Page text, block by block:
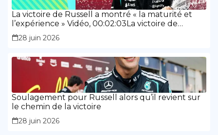
La victoire de Russell a montré « la maturité et
l’expérience » Vidéo, 00:02:03La victoire de
Russell a montré « la maturité et l’expérience »
28 juin 2026
Soulagement pour Russell alors qu’il revient sur
le chemin de la victoire
28 juin 2026